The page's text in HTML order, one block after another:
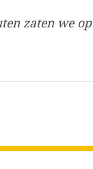
zaten we op